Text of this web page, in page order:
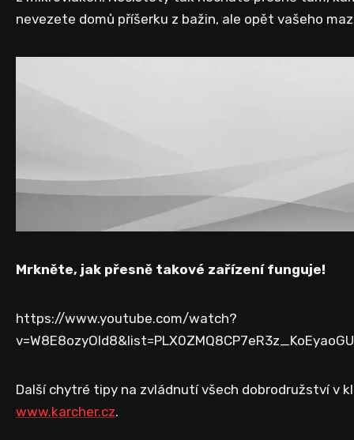
nevezete domů příšerku z bažin, ale opět vašeho
Mrkněte, jak přesně takové zařízení funguje!
https://www.youtube.com/watch?
Další chytré tipy na zvládnutí všech dobrodružství v
www.karcher.cz.